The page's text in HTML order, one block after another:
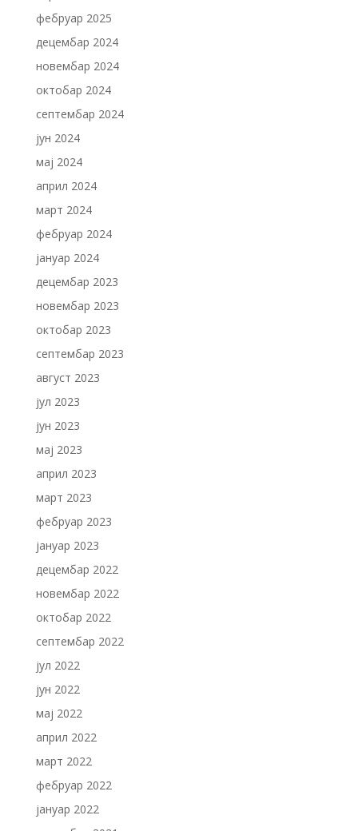
фебруар 2025
децембар 2024
новембар 2024
октобар 2024
септембар 2024
јун 2024
мај 2024
април 2024
март 2024
фебруар 2024
јануар 2024
децембар 2023
новембар 2023
октобар 2023
септембар 2023
август 2023
јул 2023
јун 2023
мај 2023
април 2023
март 2023
фебруар 2023
јануар 2023
децембар 2022
новембар 2022
октобар 2022
септембар 2022
јул 2022
јун 2022
мај 2022
април 2022
март 2022
фебруар 2022
јануар 2022